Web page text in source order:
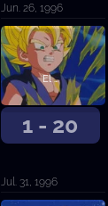
Jun. 26, 1996
1 - 20
El ataque de Rildo
Jul. 31, 1996